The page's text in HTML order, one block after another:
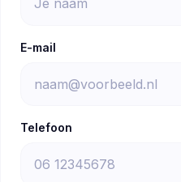
E-mail
Telefoon